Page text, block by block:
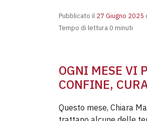
Pubblicato il 27 Giugno 2025
Tempo di lettura 0 minuti
OGNI MESE VI
CONFINE,
Questo mese, Chiara